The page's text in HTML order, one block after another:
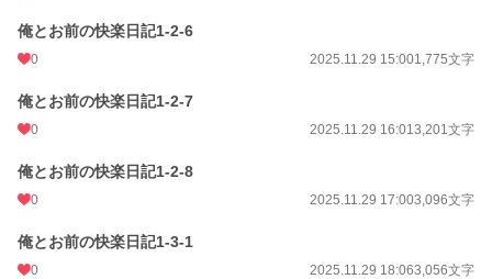
https://lovecul.dmm.co.jp/bl/-/detail/=/cid=d_699516/
・BOOTH
小説
BL 7,727 位 / 31,393 件
24h.ポイント 14 pt
俺とお前の快楽日記1-2-6
0 2025.11.29 15:001,775文字
俺とお前の快楽日記1-2-7
0 2025.11.29 16:013,201文字
俺とお前の快楽日記1-2-8
0 2025.11.29 17:003,096文字
俺とお前の快楽日記1-3-1
0 2025.11.29 18:063,056文字